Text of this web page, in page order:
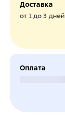
Доставка
от 1 до 3 дней
Оплата